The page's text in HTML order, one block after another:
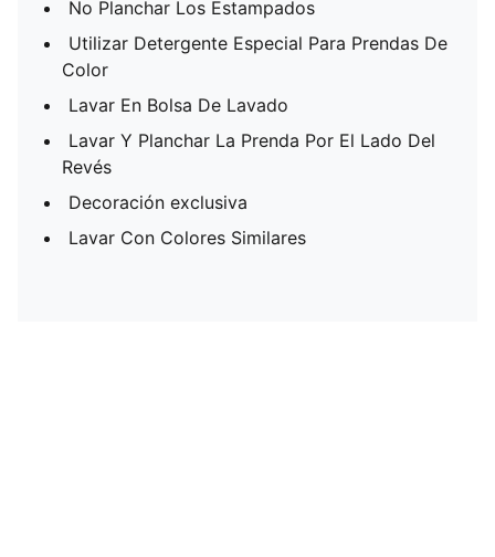
No Planchar Los Estampados
Utilizar Detergente Especial Para Prendas De
Color
Lavar En Bolsa De Lavado
Lavar Y Planchar La Prenda Por El Lado Del
Revés
Decoración exclusiva
Lavar Con Colores Similares